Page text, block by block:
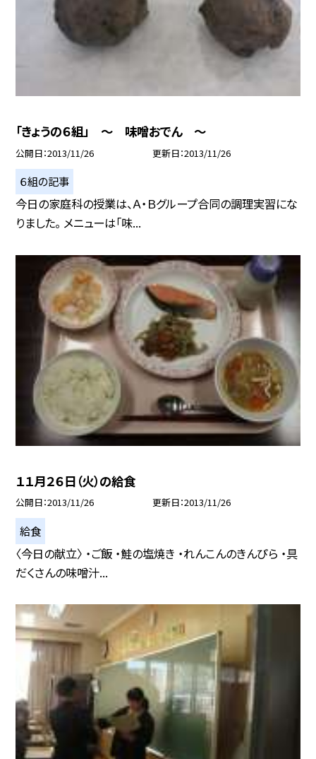
「きょうの６組」 〜 味噌おでん 〜
公開日 2013/11/26 更新日 2013/11/26
６組の記事
今日の家庭科の授業は、Ａ・Ｂグループ合同の調理実習にな
りました。 メニューは「味...
１１月２６日（火）の給食
公開日 2013/11/26 更新日 2013/11/26
給食
〈今日の献立〉 ・ご飯 ・鮭の塩焼き ・れんこんのきんぴら ・具
だくさんの味噌汁...